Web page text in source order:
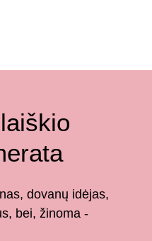
dovanų idėjas,
bei, žinoma -